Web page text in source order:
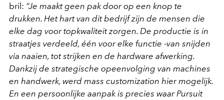
bril: “Je maakt geen pak door op een knop te
drukken. Het hart van dit bedrijf zijn de mensen die
elke dag voor topkwaliteit zorgen. De productie is in
straatjes verdeeld, één voor elke functie -van snijden
via naaien, tot strijken en de hardware afwerking.
Dankzij de strategische opeenvolging van machines
en handwerk, werd mass customization hier mogelijk.
En een persoonlijke aanpak is precies waar Pursuit